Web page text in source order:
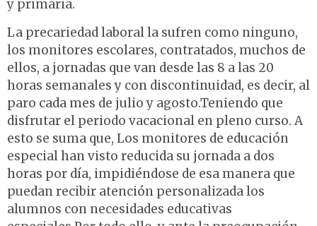
y primaria.
La precariedad laboral la sufren como ninguno,
los monitores escolares, contratados, muchos de
ellos, a jornadas que van desde las 8 a las 20
horas semanales y con discontinuidad, es decir, al
paro cada mes de julio y agosto.Teniendo que
disfrutar el periodo vacacional en pleno curso. A
esto se suma que, Los monitores de educación
especial han visto reducida su jornada a dos
horas por día, impidiéndose de esa manera que
puedan recibir atención personalizada los
alumnos con necesidades educativas